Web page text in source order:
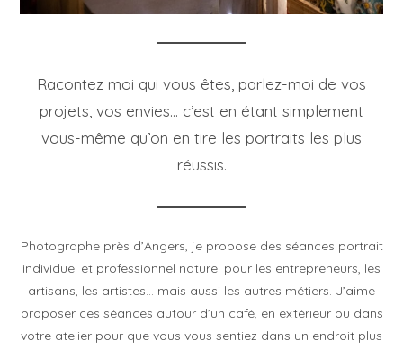
Racontez moi qui vous êtes, parlez-moi de vos
projets, vos envies… c’est en étant simplement
vous-même qu’on en tire les portraits les plus
réussis.
Photographe près d’Angers, je propose des séances portrait
individuel et professionnel naturel pour les entrepreneurs, les
artisans, les artistes… mais aussi les autres métiers. J’aime
proposer ces séances autour d’un café, en extérieur ou dans
votre atelier pour que vous vous sentiez dans un endroit plus